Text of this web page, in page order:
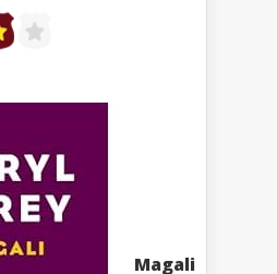
Magali